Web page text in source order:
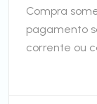
Compra
pagamento
corrente ou